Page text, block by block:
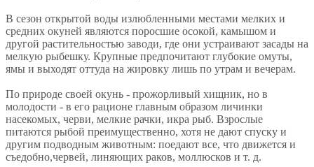
В сезон открытой воды излюбленными местами мелких и
средних окуней являются поросшие осокой, камышом и
другой растительностью заводи, где они устраивают засады на
мелкую рыбешку. Крупные предпочитают глубокие омуты,
ямы и выходят оттуда на жировку лишь по утрам и вечерам.
По природе своей окунь - прожорливый хищник, но в
молодости - в его рационе главным образом личинки
насекомых, черви, мелкие рачки, икра рыб. Взрослые
питаются рыбой преимущественно, хотя не дают спуску и
другим подводным животным: поедают все, что движется и
съедобно,червей, линяющих раков, моллюсков и т. д.